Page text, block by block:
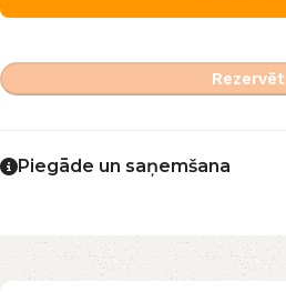
Rezervēt
Piegāde un saņemšana